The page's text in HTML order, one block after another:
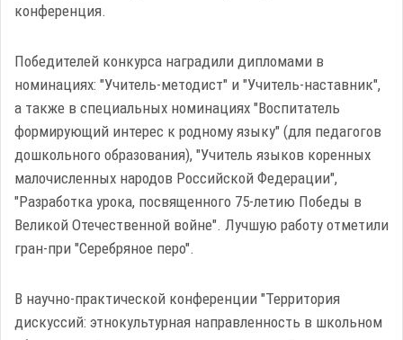
конференция.
Победителей конкурса наградили дипломами в
номинациях: "Учитель-методист" и "Учитель-наставник",
а также в специальных номинациях "Воспитатель
формирующий интерес к родному языку" (для педагогов
дошкольного образования), "Учитель языков коренных
малочисленных народов Российской Федерации",
"Разработка урока, посвященного 75-летию Победы в
Великой Отечественной войне". Лучшую работу отметили
гран-при "Серебряное перо".
В научно-практической конференции "Территория
дискуссий: этнокультурная направленность в школьном